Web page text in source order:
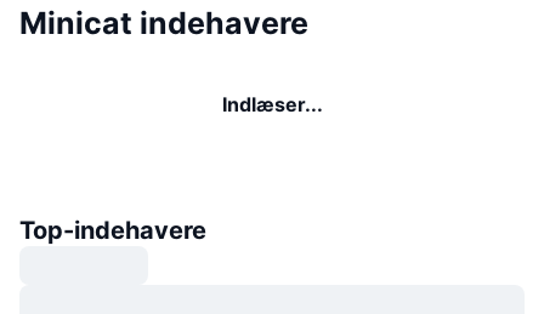
Minicat indehavere
Indlæser...
Top-indehavere